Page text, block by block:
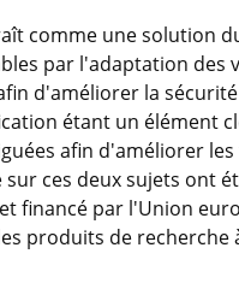
comme une solution
par l'adaptation des
d'améliorer la
étant un élément
afin d'améliorer
sur ces deux sujets ont
financé par l'Union
produits de recherche